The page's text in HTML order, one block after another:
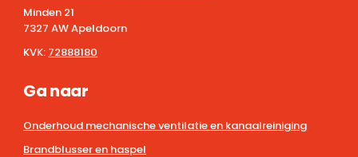
Minden 21
7327 AW Apeldoorn
KVK: 72888180
Ga naar
Onderhoud mechanische ventilatie en kanaalreiniging
Brandblusser en haspel